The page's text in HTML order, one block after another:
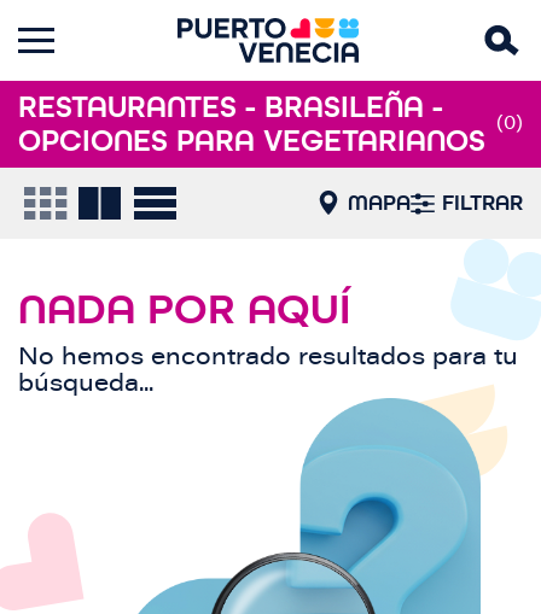
RESTAURANTES - BRASILEÑA -
OPCIONES PARA VEGETARIANOS
(0)
MAPA FILTRAR
NADA POR AQUÍ
No hemos encontrado resultados para tu
búsqueda...